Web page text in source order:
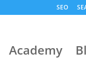
SEO
Academy